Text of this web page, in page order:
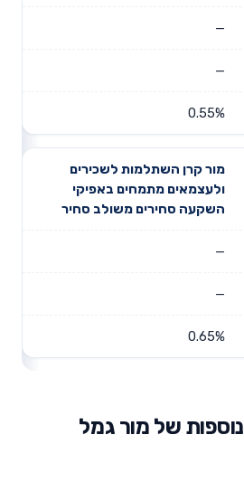
—
—
0.55%
מור קרן השתלמות לשכירים
ולעצמאים מתמחים באפיקי
השקעה סחירים משולב סחיר
—
—
0.65%
של מור גמל